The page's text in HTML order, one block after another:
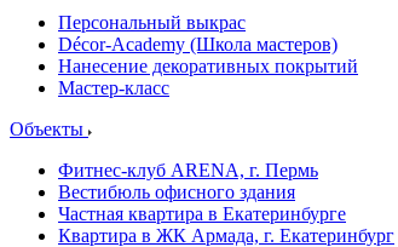
Персональный выкрас
Décor-Academy (Школа мастеров)
Нанесение декоративных покрытий
Мастер-класс
Объекты
Фитнес-клуб ARENA, г. Пермь
Вестибюль офисного здания
Частная квартира в Екатеринбурге
Квартира в ЖК Армада, г. Екатеринбург